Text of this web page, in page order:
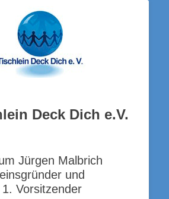
Deck Dich e.V.
Jürgen Malbrich
und
1. Vorsitzender